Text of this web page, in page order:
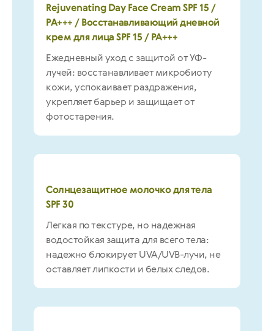
Rejuvenating Day Face Cream SPF 15 /
РА+++ / Восстанавливающий дневной
крем для лица SPF 15 / PA+++
Ежедневный уход с защитой от УФ-
лучей: восстанавливает микробиоту
кожи, успокаивает раздражения,
укрепляет барьер и защищает от
фотостарения.
Солнцезащитное молочко для тела
SPF 30
Легкая по текстуре, но надежная
водостойкая защита для всего тела:
надежно блокирует UVA/UVB-лучи, не
оставляет липкости и белых следов.